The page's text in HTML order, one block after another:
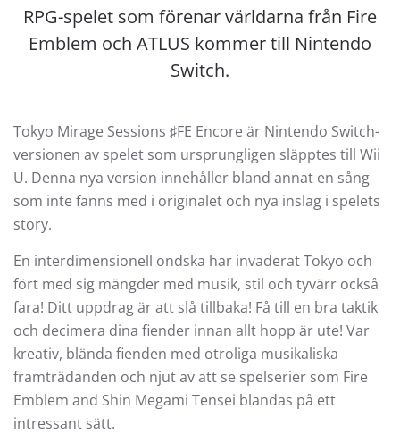
RPG-spelet som förenar världarna från Fire
Emblem och ATLUS kommer till Nintendo
Switch.
Tokyo Mirage Sessions ♯FE Encore är Nintendo Switch-
versionen av spelet som ursprungligen släpptes till Wii
U. Denna nya version innehåller bland annat en sång
som inte fanns med i originalet och nya inslag i spelets
story.
En interdimensionell ondska har invaderat Tokyo och
fört med sig mängder med musik, stil och tyvärr också
fara! Ditt uppdrag är att slå tillbaka! Få till en bra taktik
och decimera dina fiender innan allt hopp är ute! Var
kreativ, blända fienden med otroliga musikaliska
framträdanden och njut av att se spelserier som Fire
Emblem and Shin Megami Tensei blandas på ett
intressant sätt.